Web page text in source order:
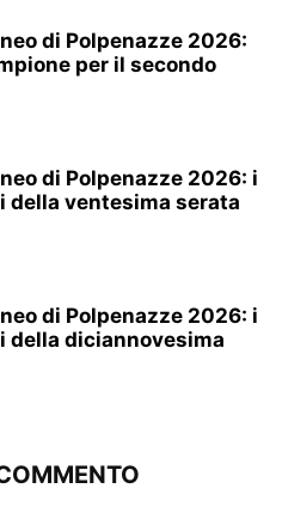
di Polpenazze 2026:
per il secondo
di Polpenazze 2026: i
della ventesima serata
di Polpenazze 2026: i
della diciannovesima